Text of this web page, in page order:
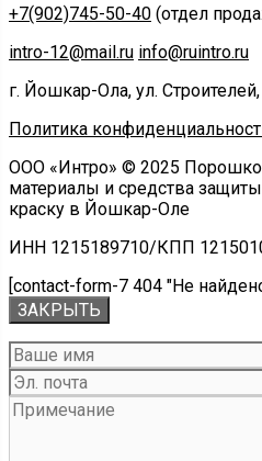
+7(902)745-50-40 (отдел
intro-12@mail.ru info@ruintro.ru
г. Йошкар-Ола, ул.
Политика
ООО «Интро» © 2025
материалы и средства
краску в Йошкар-Оле
ИНН 1215189710/КПП
[contact-form-7 404 "Не
ЗАКРЫТЬ